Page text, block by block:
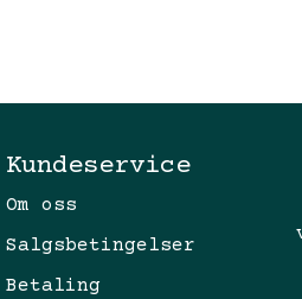
Kundeservice
Om oss
Salgsbetingelser
Betaling